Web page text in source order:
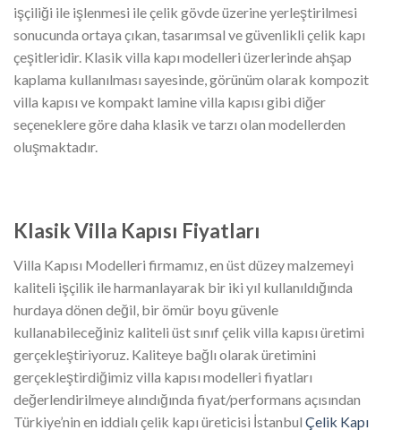
işçiliği ile işlenmesi ile çelik gövde üzerine yerleştirilmesi
sonucunda ortaya çıkan, tasarımsal ve güvenlikli çelik kapı
çeşitleridir. Klasik villa kapı modelleri üzerlerinde ahşap
kaplama kullanılması sayesinde, görünüm olarak kompozit
villa kapısı ve kompakt lamine villa kapısı gibi diğer
seçeneklere göre daha klasik ve tarzı olan modellerden
oluşmaktadır.
Klasik Villa Kapısı Fiyatları
Villa Kapısı Modelleri firmamız, en üst düzey malzemeyi
kaliteli işçilik ile harmanlayarak bir iki yıl kullanıldığında
hurdaya dönen değil, bir ömür boyu güvenle
kullanabileceğiniz kaliteli üst sınıf çelik villa kapısı üretimi
gerçekleştiriyoruz. Kaliteye bağlı olarak üretimini
gerçekleştirdiğimiz villa kapısı modelleri fiyatları
değerlendirilmeye alındığında fiyat/performans açısından
Türkiye’nin en iddialı çelik kapı üreticisi İstanbul Çelik Kapı